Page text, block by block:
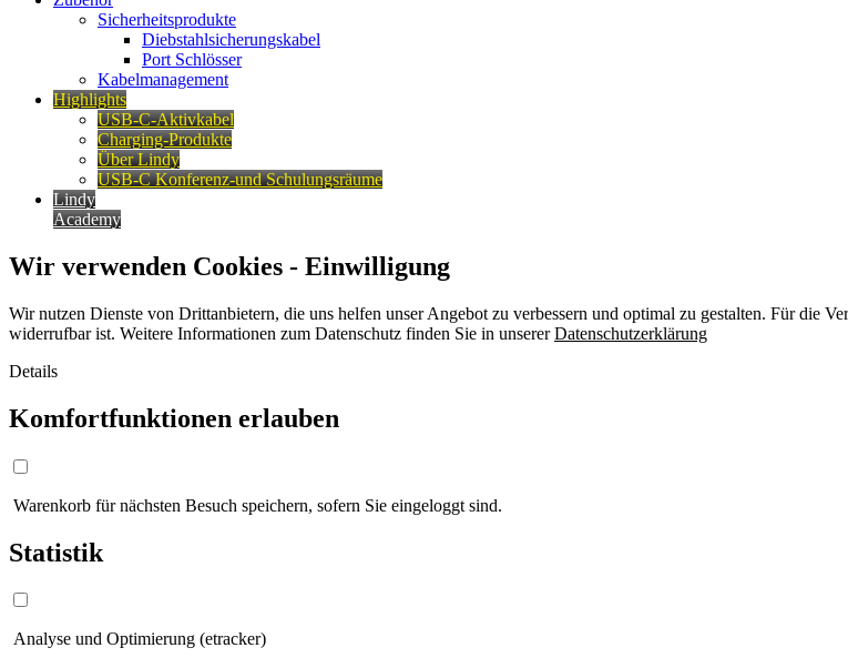
Sicherheitsprodukte
Diebstahlsicherungskabel
Port Schlösser
Kabelmanagement
Highlights
USB-C-Aktivkabel
Charging-Produkte
Über Lindy
USB-C Konferenz-und Schulungsräume
Lindy
Academy
Wir verwenden Cookies - Einwilligung
Wir nutzen Dienste von Drittanbietern, die uns helfen unser Angebot zu verbessern und optimal zu gestalten. Für die
widerrufbar ist. Weitere Informationen zum Datenschutz finden Sie in unsererDatenschutzerklärung
Details
Komfortfunktionen erlauben
Warenkorb für nächsten Besuch speichern, sofern Sie eingeloggt sind.
Statistik
Analyse und Optimierung (etracker)